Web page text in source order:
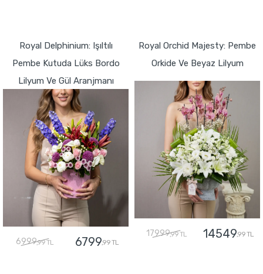
Royal Delphinium: Işıltılı
Pembe Kutuda Lüks Bordo
Lilyum Ve Gül Aranjmanı
6999,99 TL 6799,99 TL
Royal Orchid Majesty: Pembe
Orkide Ve Beyaz Lilyum
17999,99 TL 14549,99 TL